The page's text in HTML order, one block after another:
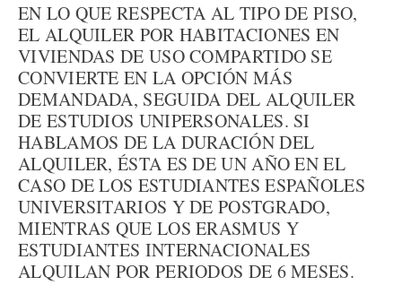
EN LO QUE RESPECTA AL TIPO DE PISO,
EL ALQUILER POR HABITACIONES EN
VIVIENDAS DE USO COMPARTIDO SE
CONVIERTE EN LA OPCIÓN MÁS
DEMANDADA, SEGUIDA DEL ALQUILER
DE ESTUDIOS UNIPERSONALES. SI
HABLAMOS DE LA DURACIÓN DEL
ALQUILER, ÉSTA ES DE UN AÑO EN EL
CASO DE LOS ESTUDIANTES ESPAÑOLES
UNIVERSITARIOS Y DE POSTGRADO,
MIENTRAS QUE LOS ERASMUS Y
ESTUDIANTES INTERNACIONALES
ALQUILAN POR PERIODOS DE 6 MESES.